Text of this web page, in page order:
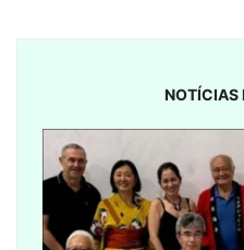
NOTÍCIAS